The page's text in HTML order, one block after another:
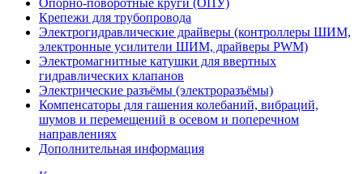
Крепежи для трубопровода
Электрогидравлические драйверы (контроллеры ШИМ,
электронные усилители ШИМ, драйверы PWM)
Электромагнитные катушки для ввертных
гидравлических клапанов
Электрические разъёмы (электроразъёмы)
Компенсаторы для гашения колебаний, вибраций,
шумов и перемещений в осевом и поперечном
направлениях
Дополнительная информация